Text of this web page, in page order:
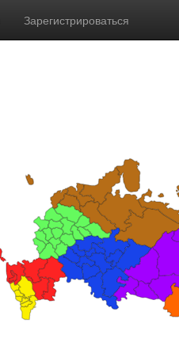
Зарегистрироваться